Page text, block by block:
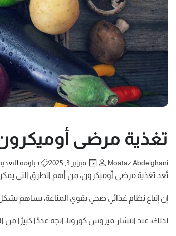
تغذية مرضى أوميكرون |
Moataz Abdelghani فبراير 3, 2025 دبلومة
تُعد تغذية مرضى أوميكرون، من أهم الطرق التي
إن إتباع نظام غذائي صحي يقوي المناعة، يساهم
لذلك، عند انتشار فيروس كورونا، اتجه عددًا كبيرًا